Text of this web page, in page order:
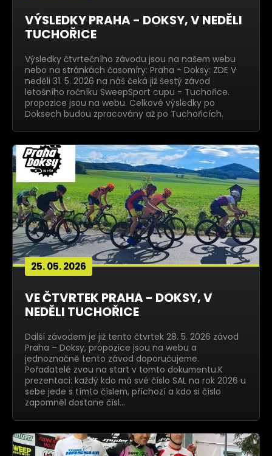
VÝSLEDKY PRAHA - DOKSY, V NEDĚLI
TUCHOŘICE
Výsledky čtvrtečního závodu jsou na našem webu
nebo na stránkách časomíry: Praha - Doksy: ZDE V
neděli 31. 5. 2026 na náš čeká již šestý závod
letošního ročníku SweepSport cupu - Tuchořice.
propozice jsou na webu. Celkové výsledky po
Doksech budou zpracovány až po Tuchořicích.
25. 05. 2026
VE ČTVRTEK PRAHA - DOKSY, V
NEDĚLI TUCHOŘICE
Další závodem je již tento čtvrtek 28. 5. 2026 závod
Praha – Doksy, propozice jsou na webu a
jednoznačně tento závod doporučujeme.
Pořadatelé zvou na start v tomto dokumentu.K
prezentaci: každý kdo má své číslo SAL na rok 2026 u
sebe jede s tímto číslem, příchozí a kdo si číslo
zapomněl dostane čísl…